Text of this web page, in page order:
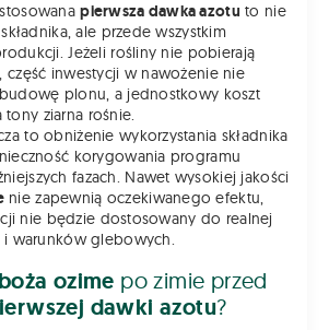
pierwsza dawka azotu to nie
ale przede wszystkim
Jeżeli rośliny nie pobierają
część inwestycji w nawożenie nie
budowę plonu, a jednostkowy koszt
ziarna rośnie.
to obniżenie wykorzystania składnika
korygowania programu
fazach. Nawet wysokiej jakości
nie zapewnią oczekiwanego efektu,
nie będzie dostosowany do realnej
i warunków glebowych.
ozime po zimie przed
dawki azotu?